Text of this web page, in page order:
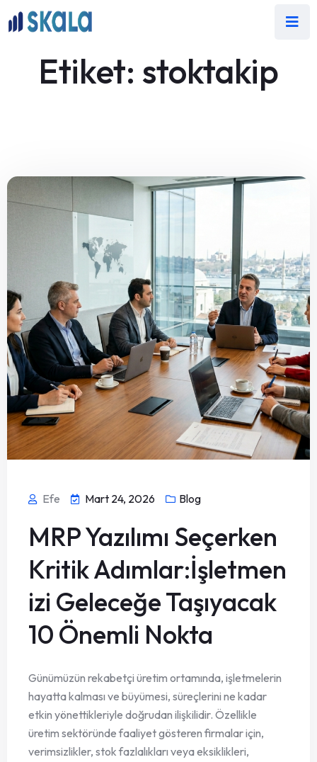
Etiket: stoktakip
Efe Mart 24, 2026 Blog
MRP Yazılımı Seçerken
Kritik Adımlar:İşletmen
izi Geleceğe Taşıyacak
10 Önemli Nokta
Günümüzün rekabetçi üretim ortamında, işletmelerin
hayatta kalması ve büyümesi, süreçlerini ne kadar
etkin yönettikleriyle doğrudan ilişkilidir. Özellikle
üretim sektöründe faaliyet gösteren firmalar için,
verimsizlikler, stok fazlalıkları veya eksiklikleri,